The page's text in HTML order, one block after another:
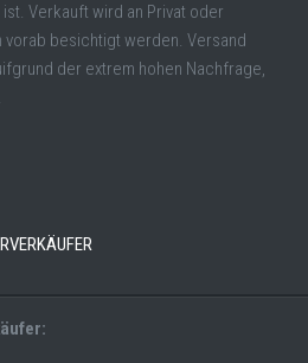
ist. Verkauft wird an Privat oder
vorab besichtigt werden. Versand
der extrem hohen Nachfrage,